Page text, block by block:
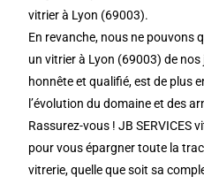
vitrier à Lyon (69003).
En revanche, nous ne pouvons
un vitrier à Lyon (69003) de
honnête et qualifié, est de plus
l’évolution du domaine et des
Rassurez-vous ! JB SERVICES
pour vous épargner toute la
vitrerie, quelle que soit sa